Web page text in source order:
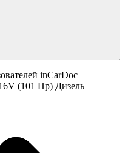
inCarDoc
(101 Hp) Дизель